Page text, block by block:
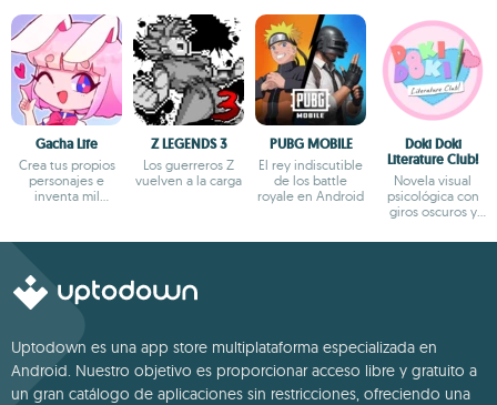
Gacha Life
Crea tus propios
personajes e
inventa mil
Z LEGENDS 3
Los guerreros Z
vuelven a la carga
PUBG MOBILE
El rey indiscutible
de los battle
royale en Android
Doki Doki
Literature Club!
Novela visual
psicológica con
giros oscuros y
Uptodown es una app store multiplataforma especializada en
Android. Nuestro objetivo es proporcionar acceso libre y gratuito a
un gran catálogo de aplicaciones sin restricciones, ofreciendo una